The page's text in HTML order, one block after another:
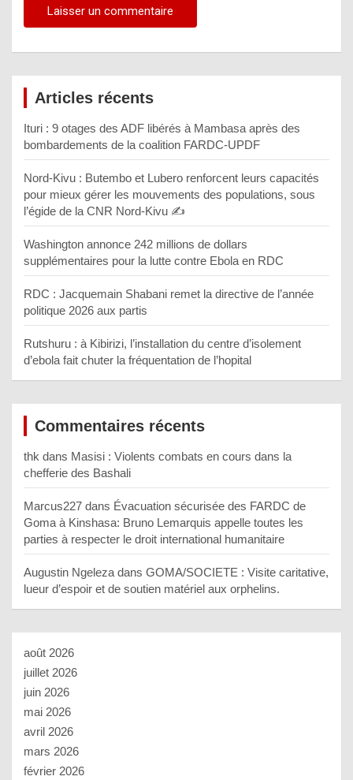
Articles récents
Ituri : 9 otages des ADF libérés à Mambasa après des
bombardements de la coalition FARDC-UPDF
Nord-Kivu : Butembo et Lubero renforcent leurs capacités
pour mieux gérer les mouvements des populations, sous
l’égide de la CNR Nord-Kivu ✍️
Washington annonce 242 millions de dollars
supplémentaires pour la lutte contre Ebola en RDC
RDC : Jacquemain Shabani remet la directive de l’année
politique 2026 aux partis
Rutshuru : à Kibirizi, l’installation du centre d’isolement
d’ebola fait chuter la fréquentation de l’hopital
Commentaires récents
thk dans Masisi : Violents combats en cours dans la
chefferie des Bashali
Marcus227 dans Évacuation sécurisée des FARDC de
Goma à Kinshasa: Bruno Lemarquis appelle toutes les
parties à respecter le droit international humanitaire
Augustin Ngeleza dans GOMA/SOCIETE : Visite caritative,
lueur d’espoir et de soutien matériel aux orphelins.
août 2026
juillet 2026
juin 2026
mai 2026
avril 2026
mars 2026
février 2026